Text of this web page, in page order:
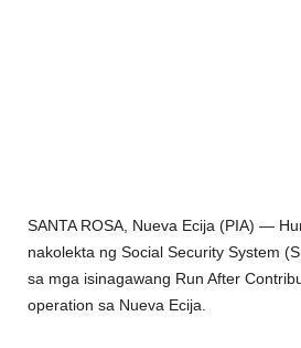
SANTA ROSA, Nueva Ecija (PIA) —
nakolekta ng Social Security System
sa mga isinagawang Run After
operation sa Nueva Ecija.